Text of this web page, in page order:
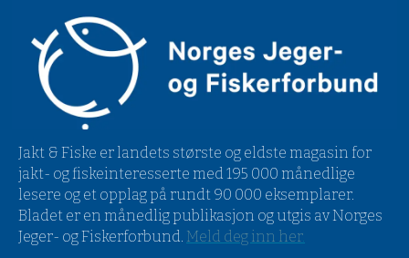
Jakt & Fiske er landets største og eldste magasin for
jakt- og fiskeinteresserte med 195 000 månedlige
lesere og et opplag på rundt 90 000 eksemplarer.
Bladet er en månedlig publikasjon og utgis av Norges
Jeger- og Fiskerforbund. Meld deg inn her.